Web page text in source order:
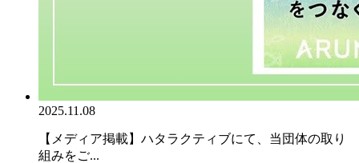
2025.11.08
【メディア掲載】ハタラクティブにて、当団体の取り
組みをご...